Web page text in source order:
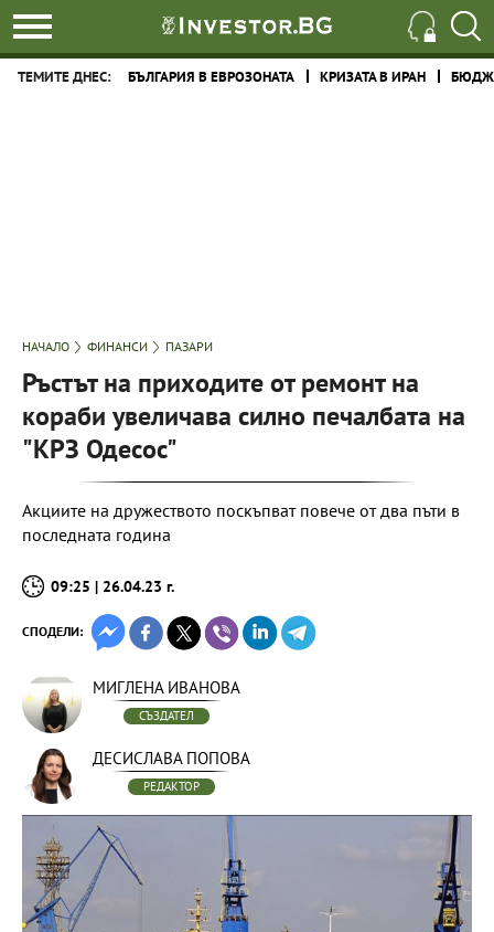
ТЕМИТЕ ДНЕС: БЪЛГАРИЯ В ЕВРОЗОНАТА КРИЗАТА В ИРАН
НАЧАЛО ФИНАНСИ ПАЗАРИ
Ръстът на приходите от ремонт на
кораби увеличава силно печалбата на
"КРЗ Одесос"
Акциите на дружеството поскъпват повече от два пъти в
последната година
09:25 | 26.04.23 г.
СПОДЕЛИ:
МИГЛЕНА ИВАНОВА
СЪЗДАТЕЛ
ДЕСИСЛАВА ПОПОВА
РЕДАКТОР